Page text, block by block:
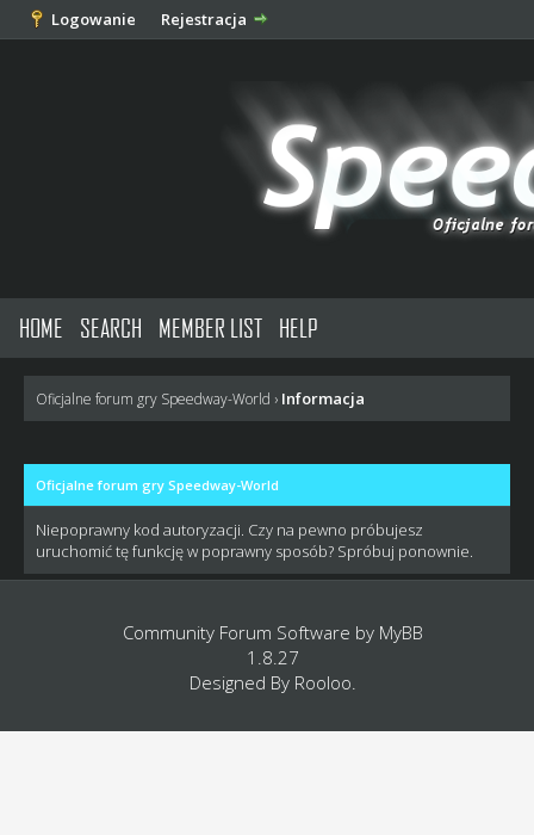
Logowanie Rejestracja
HOME SEARCH MEMBER LIST HELP
Oficjalne forum gry Speedway-World › Informacja
Oficjalne forum gry Speedway-World
Niepoprawny kod autoryzacji. Czy na pewno próbujesz
uruchomić tę funkcję w poprawny sposób? Spróbuj ponownie.
Community Forum Software by MyBB
1.8.27
Designed By Rooloo.